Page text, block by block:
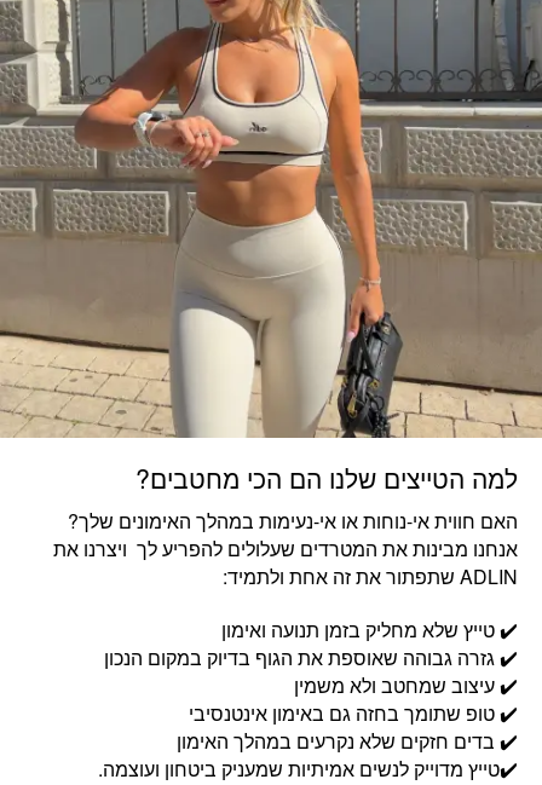
למה הטייצים שלנו הם הכי מחטבים?
האם חווית אי-נוחות או אי-נעימות במהלך האימונים שלך?
אנחנו מבינות את המטרדים שעלולים להפריע לך ויצרנו את
ADLIN שתפתור את זה אחת ולתמיד:
✔️ טייץ שלא מחליק בזמן תנועה ואימון
✔️ גזרה גבוהה שאוספת את הגוף בדיוק במקום הנכון
✔️ עיצוב שמחטב ולא משמין
✔️ טופ שתומך בחזה גם באימון אינטנסיבי
✔️ בדים חזקים שלא נקרעים במהלך האימון
✔️טייץ מדוייק לנשים אמיתיות שמעניק ביטחון ועוצמה.